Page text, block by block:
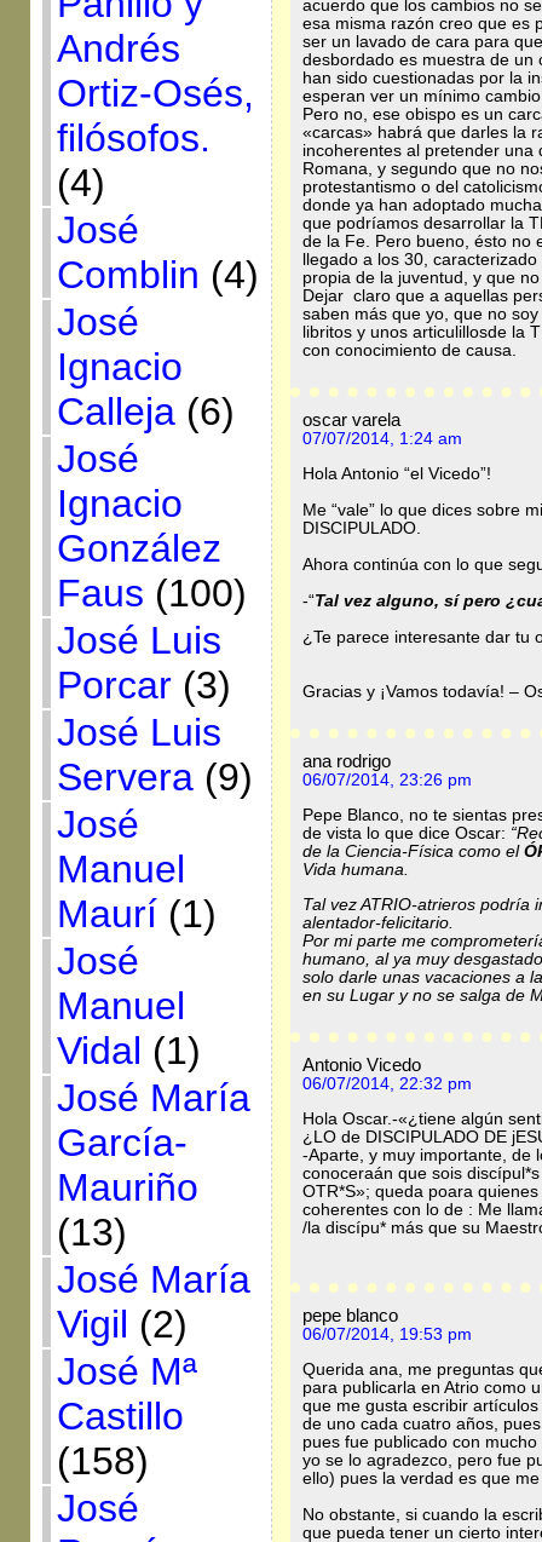
Andrés
Ortiz-Osés,
filósofos.
(4)
José
Comblin (4)
José
Ignacio
Calleja(6)
José
Ignacio
González
Faus (100)
José Luis
Porcar(3)
José Luis
Servera(9)
José
Manuel
Maurí(1)
José
Manuel
Vidal (1)
José María
García-
Mauriño
(13)
José María
Vigil (2)
José Mª
Castillo
(158)
José
acuerdo que los cambios no
esa misma razón creo que es
ser un lavado de cara para
desbordado es muestra de un
han sido cuestionadas por la
esperan ver un mínimo
Pero no, ese obispo es un
«carcas» habrá que darles la
incoherentes al pretender una
Romana, y segundo que no
protestantismo o del
donde ya han adoptado
que podríamos desarrollar la
de la Fe. Pero bueno, ésto no
llegado a los 30,
propia de la juventud, y que
Dejar claro que a aquellas
saben más que yo, que no
libritos y unos articulillosde la
con conocimiento de causa.
oscar varela
07/07/2014, 1:24 am
Hola Antonio “el Vicedo”!
Me “vale” lo que dices sobre
DISCIPULADO.
Ahora continúa con lo que
-“Tal vez alguno, sí pero
¿Te parece interesante dar tu
Gracias y ¡Vamos todavía! –
ana rodrigo
06/07/2014, 23:26 pm
Pepe Blanco, no te sientas
de vista lo que dice Oscar: “
de la Ciencia-Física como el
Vida humana.
Tal vez ATRIO-atrieros podría
alentador-felicitario.
Por mi parte me
humano, al ya muy
solo darle unas vacaciones a
en su Lugar y no se salga de
Antonio Vicedo
06/07/2014, 22:32 pm
Hola Oscar.-«¿tiene algún
¿LO de DISCIPULADO DE
-Aparte, y muy importante, de
conoceraán que sois
OTR*S»; queda poara
coherentes con lo de : Me
/la discípu* más que su
pepe blanco
06/07/2014, 19:53 pm
Querida ana, me preguntas
para publicarla en Atrio como
que me gusta escribir
de uno cada cuatro años,
pues fue publicado con
yo se lo agradezco, pero fue
ello) pues la verdad es que
No obstante, si cuando la
que pueda tener un cierto